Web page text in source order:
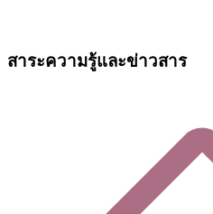
สาระความรู้และข่าวสาร